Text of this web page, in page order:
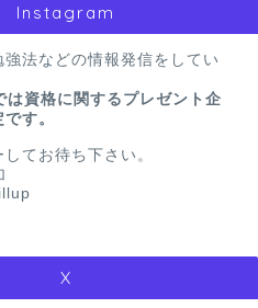
Instagram
強法などの情報発信をしてい
資格に関するプレゼント企
す。
てお待ち下さい。
X